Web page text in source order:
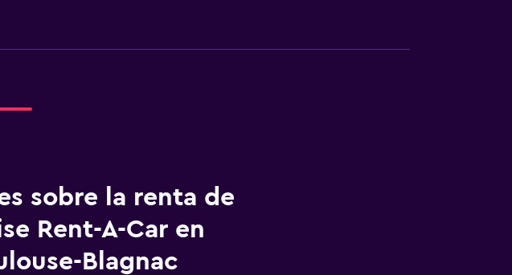
sobre la renta de
Rent-A-Car en
Blagnac